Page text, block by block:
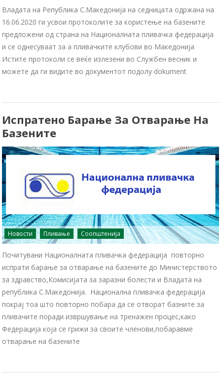
Владата на Република С.Македонија на седницата одржана на
16.06.2020 ги усвои протоколите за користење на базените
предложени од страна на Националната пливачка федерација
и се однесуваат за а пливачките клубови во Македонија
Истите протоколи се веќе излезени во Службен весник и
можете да ги видите во документот подолу dokument
Испратено Барање За Отварање На
Базените
Новости Пливање Соопштенија
Почитувани Националната пливачка федерација повторно
испрати барање за отварање на базените до Министерството
за здравство,Комисијата за заразни болести и Владата на
република С.Македонија. Национална пливачка федерација
покрај тоа што повторно побара да се отворат базните за
пливачите поради извршување на тренажен процес,како
Федерација која се грижи за своите членови,побаравме
отварање на базените